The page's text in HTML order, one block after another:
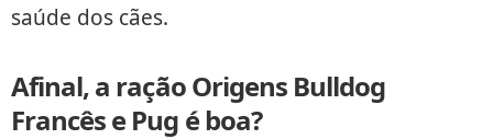
saúde dos cães.
Afinal, a ração Origens Bulldog
Francês e Pug é boa?